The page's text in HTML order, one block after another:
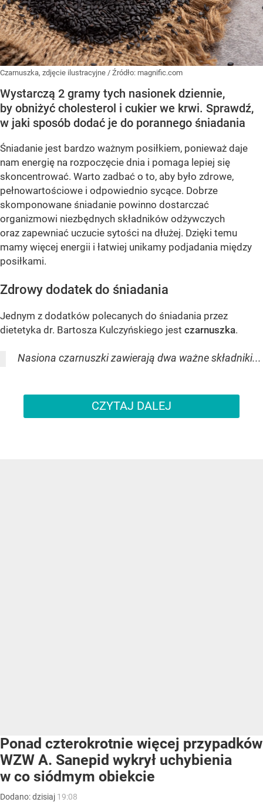
Czarnuszka, zdjęcie ilustracyjne / Źródło: magnific.com
Wystarczą 2 gramy tych nasionek dziennie,
by obniżyć cholesterol i cukier we krwi. Sprawdź,
w jaki sposób dodać je do porannego śniadania
Śniadanie jest bardzo ważnym posiłkiem, ponieważ daje
nam energię na rozpoczęcie dnia i pomaga lepiej się
skoncentrować. Warto zadbać o to, aby było zdrowe,
pełnowartościowe i odpowiednio sycące. Dobrze
skomponowane śniadanie powinno dostarczać
organizmowi niezbędnych składników odżywczych
oraz zapewniać uczucie sytości na dłużej. Dzięki temu
mamy więcej energii i łatwiej unikamy podjadania między
posiłkami.
Zdrowy dodatek do śniadania
Jednym z dodatków polecanych do śniadania przez
dietetyka dr. Bartosza Kulczyńskiego jest czarnuszka.
Nasiona czarnuszki zawierają dwa ważne składniki...
CZYTAJ DALEJ
Ponad czterokrotnie więcej przypadków
WZW A. Sanepid wykrył uchybienia
w co siódmym obiekcie
Dodano:dzisiaj 19:08